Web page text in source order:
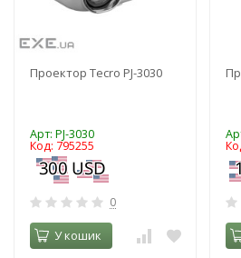
Проектор Tecro PJ-3030
Арт: PJ-3030
Код: 795255
0
У кошик